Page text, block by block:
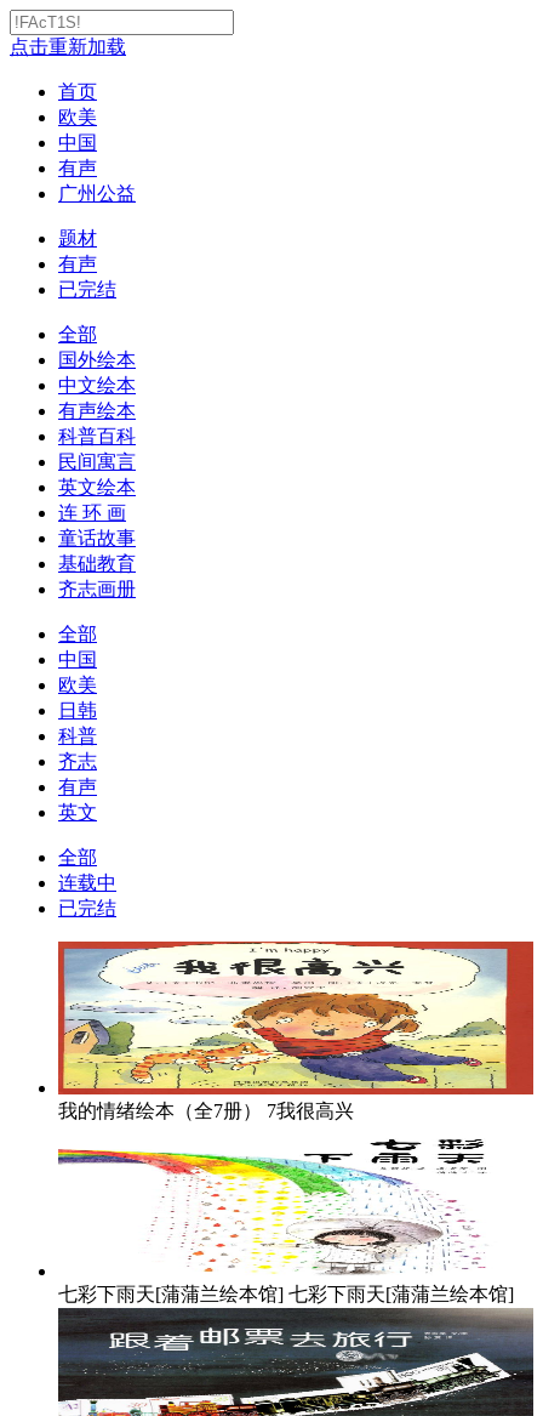
点击重新加载
首页
欧美
中国
有声
广州公益
题材
有声
已完结
全部
国外绘本
中文绘本
有声绘本
科普百科
民间寓言
英文绘本
连 环 画
童话故事
基础教育
齐志画册
全部
中国
欧美
日韩
科普
齐志
有声
英文
全部
连载中
已完结
我的情绪绘本（全7册） 7我很高兴
七彩下雨天[蒲蒲兰绘本馆] 七彩下雨天[蒲蒲兰绘本馆]